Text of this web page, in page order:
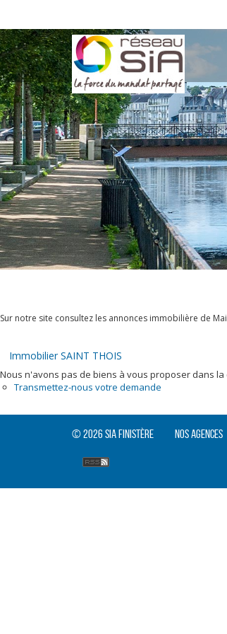
Sur notre site consultez les annonces immobilière de
Immobilier SAINT THOIS
Nous n'avons pas de biens à vous proposer dans
Transmettez-nous votre demande
© 2026 SIA Finistère Nos agences